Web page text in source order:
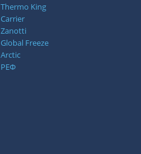
Thermo King
Carrier
Zanotti
Global Freeze
Arctic
РЕФ